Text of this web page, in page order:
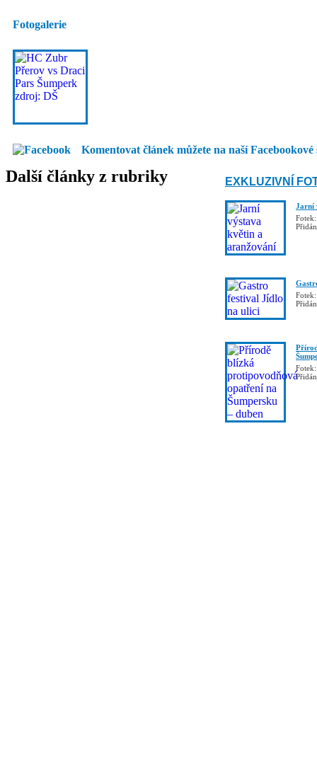
Fotogalerie
Komentovat článek můžete na naší Facebookové
Další články z rubriky EXKLUZIVNÍ
Jarní